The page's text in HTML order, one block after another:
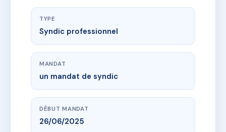
TYPE
Syndic professionnel
MANDAT
un mandat de syndic
DÉBUT MANDAT
26/06/2025